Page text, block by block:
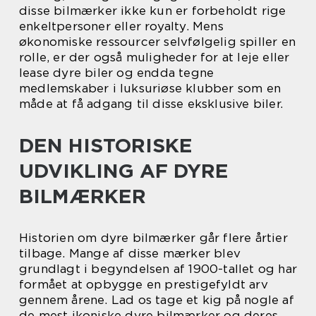
disse bilmærker ikke kun er forbeholdt rige
enkeltpersoner eller royalty. Mens
økonomiske ressourcer selvfølgelig spiller en
rolle, er der også muligheder for at leje eller
lease dyre biler og endda tegne
medlemskaber i luksuriøse klubber som en
måde at få adgang til disse eksklusive biler.
DEN HISTORISKE
UDVIKLING AF DYRE
BILMÆRKER
Historien om dyre bilmærker går flere årtier
tilbage. Mange af disse mærker blev
grundlagt i begyndelsen af 1900-tallet og har
formået at opbygge en prestigefyldt arv
gennem årene. Lad os tage et kig på nogle af